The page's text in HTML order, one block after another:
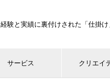
経験と実績に裏付けされた「仕
サービス クリエイ